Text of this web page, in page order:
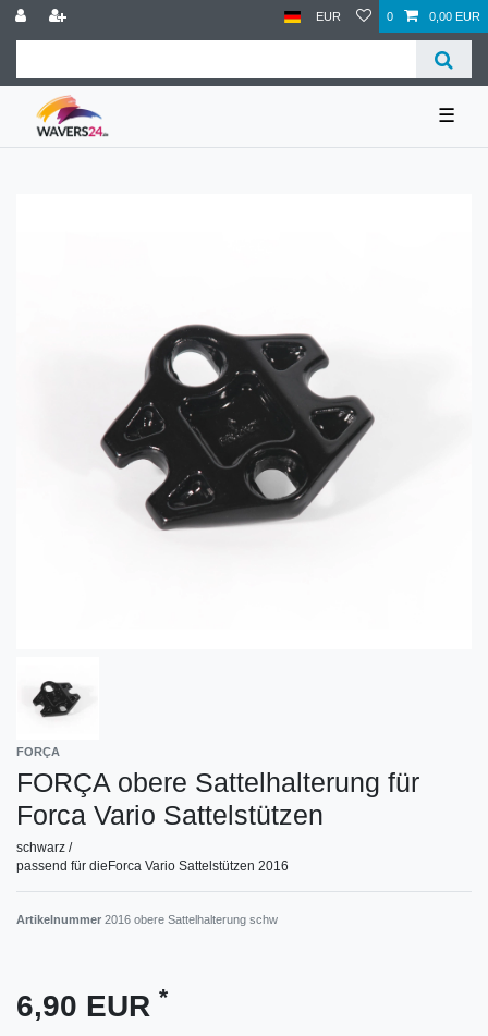
EUR 0 0,00 EUR
☰
FORÇA
FORÇA obere Sattelhalterung für
Forca Vario Sattelstützen
schwarz /
passend für dieForca Vario Sattelstützen 2016
Artikelnummer 2016 obere Sattelhalterung schw
6,90 EUR *